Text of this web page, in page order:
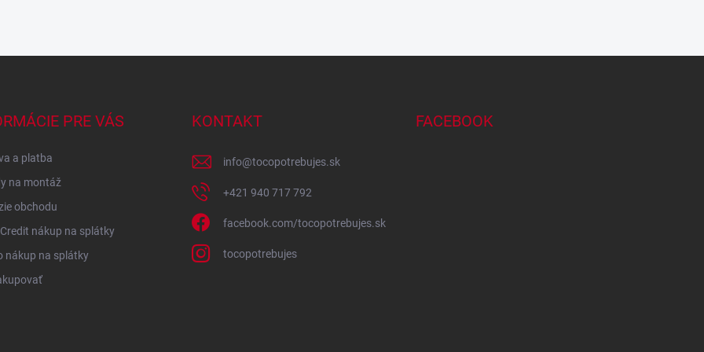
PRE VÁS
a platba
na montáž
obchodu
nákup na splátky
nákup na splátky
KONTAKT
info@tocopotrebujes.sk
+421 940 717 792
facebook.com/tocopotrebujes.sk
tocopotrebujes
FACEBOOK